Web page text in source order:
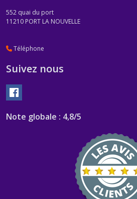
552 quai du port
11210 PORT LA NOUVELLE
Téléphone
Suivez nous
Note globale : 4,8/5